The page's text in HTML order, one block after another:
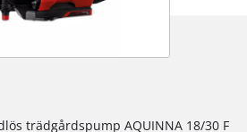
trädgårdspump AQUINNA 18/30 F